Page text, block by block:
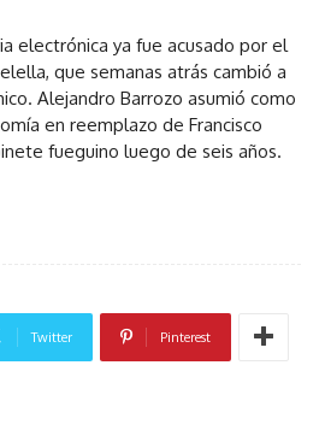
electrónica ya fue acusado por el
que semanas atrás cambió a
Alejandro Barrozo asumió como
en reemplazo de Francisco
fueguino luego de seis años.
Twitter Pinterest